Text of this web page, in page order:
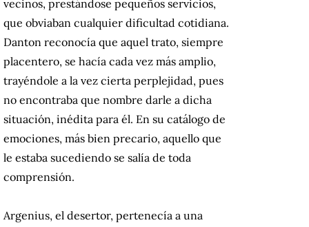
vecinos, prestándose pequeños servicios,
que obviaban cualquier dificultad cotidiana.
Danton reconocía que aquel trato, siempre
placentero, se hacía cada vez más amplio,
trayéndole a la vez cierta perplejidad, pues
no encontraba que nombre darle a dicha
situación, inédita para él. En su catálogo de
emociones, más bien precario, aquello que
le estaba sucediendo se salía de toda
comprensión.
Argenius, el desertor, pertenecía a una